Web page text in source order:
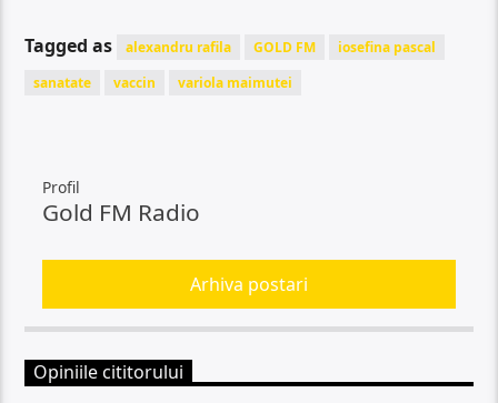
Tagged as alexandru rafila GOLD FM
iosefina pascal
sanatate
vaccin variola maimutei
Profil
Gold FM Radio
Arhiva postari
Opiniile cititorului